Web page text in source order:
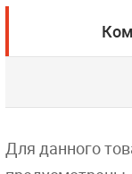
Для данного